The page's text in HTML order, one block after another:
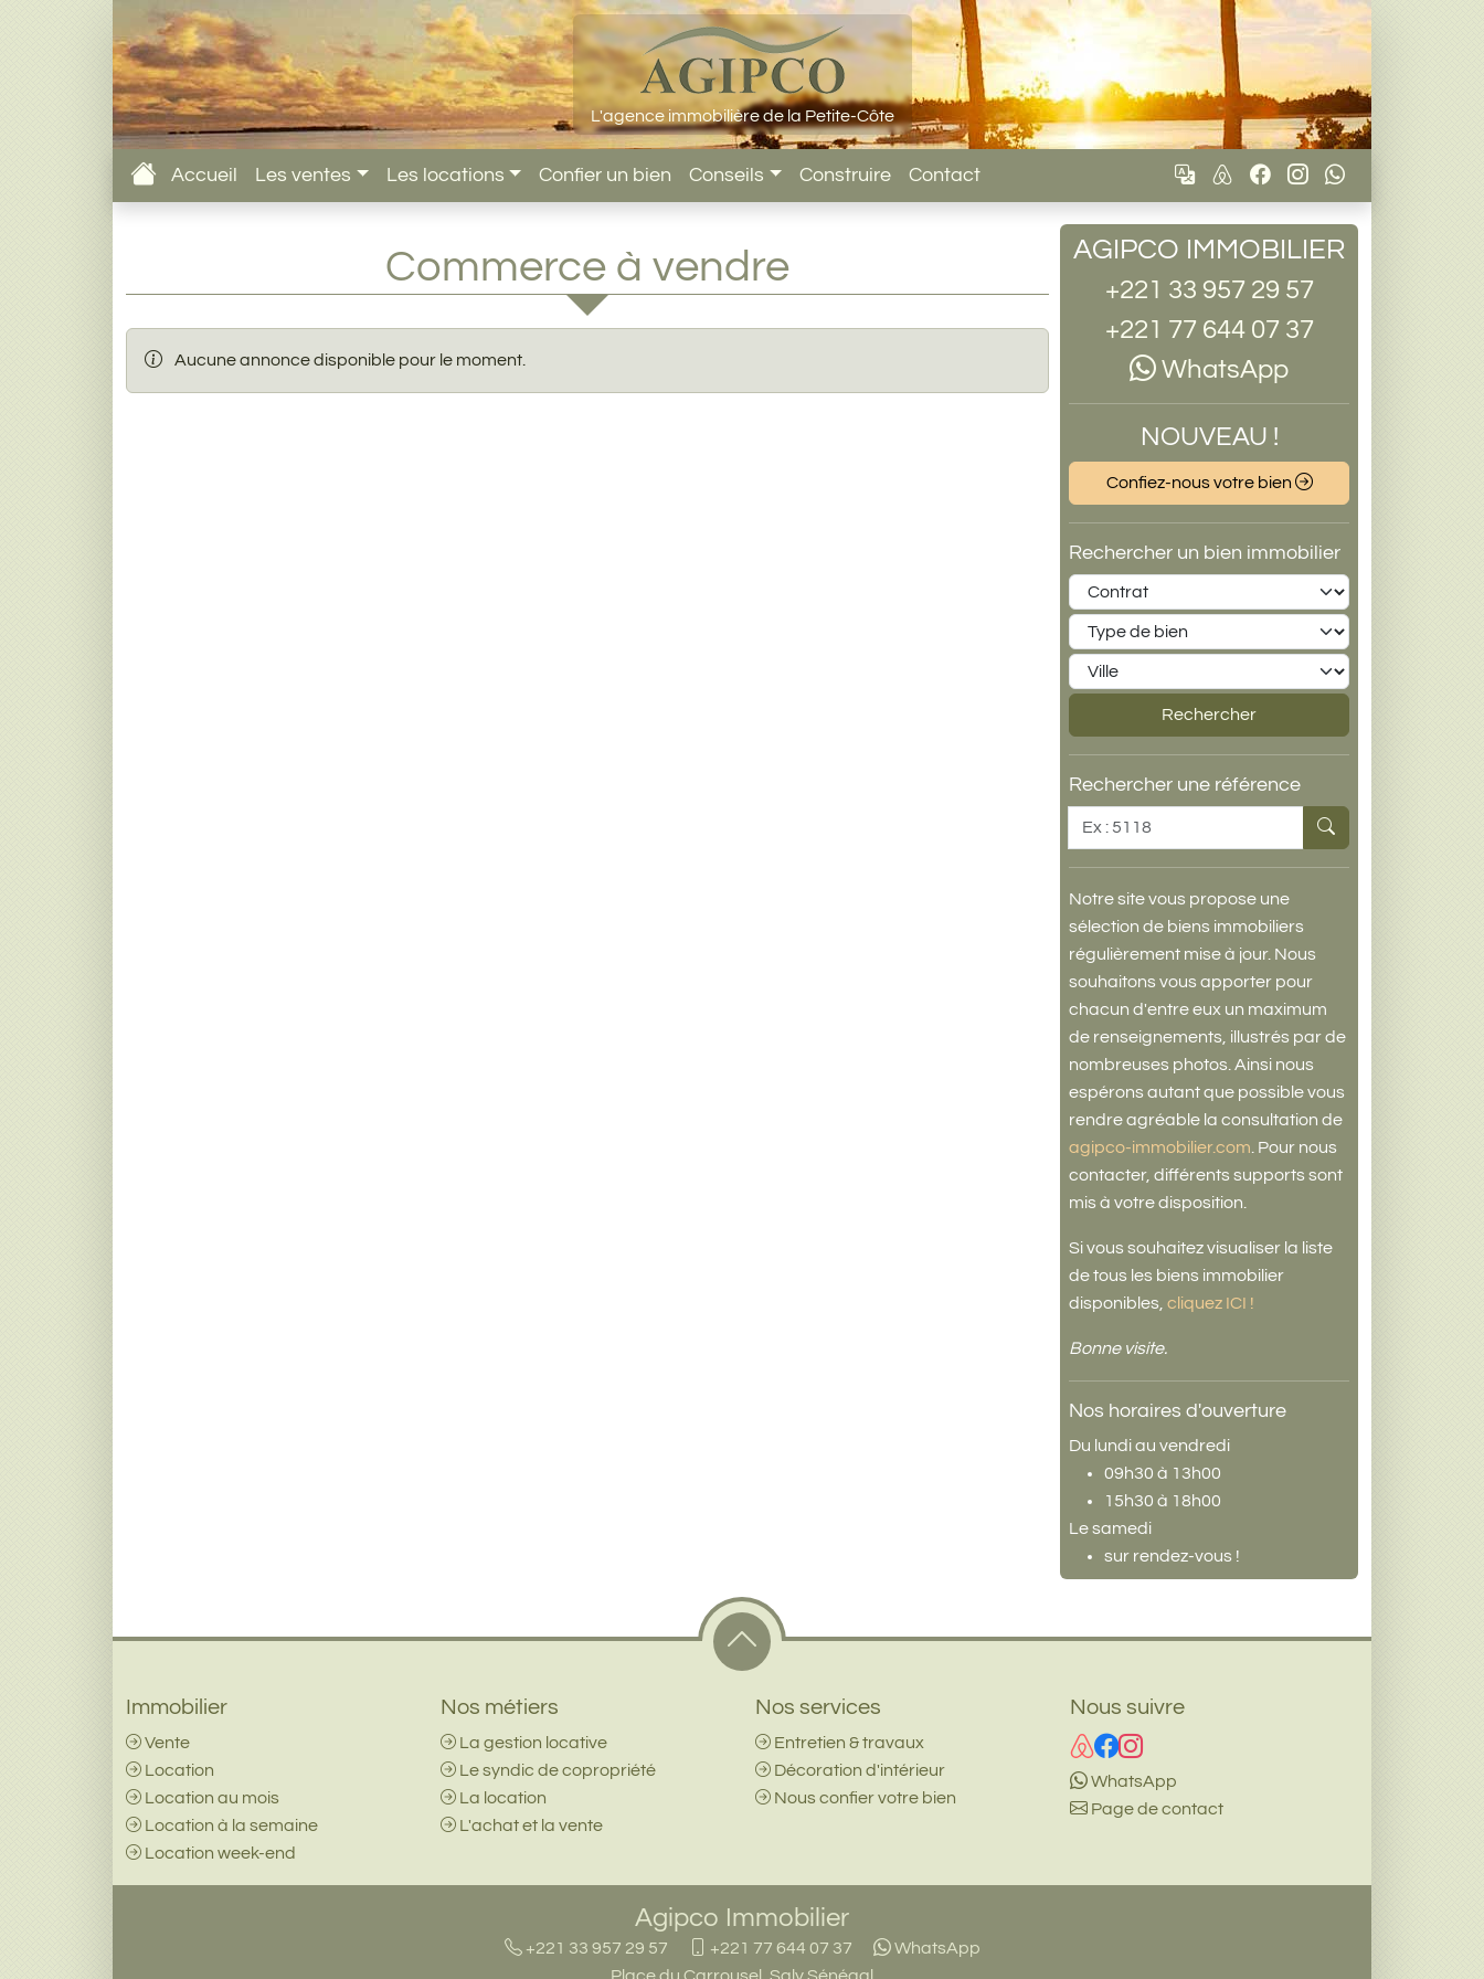
L'agence immobilière de la Petite-Côte
Accueil Les ventes Les locations Confier un bien Conseils Construire Contact
Commerce à vendre
Aucune annonce disponible pour le moment.
AGIPCO IMMOBILIER
+221 33 957 29 57
+221 77 644 07 37
WhatsApp
NOUVEAU !
Confiez-nous votre bien
Rechercher un bien immobilier
Contrat
Type de bien
Ville
Rechercher
Rechercher une référence
Référence
Notre site vous propose une
sélection de biens immobiliers
régulièrement mise à jour. Nous
souhaitons vous apporter pour
chacun d'entre eux un maximum
de renseignements, illustrés par de
nombreuses photos. Ainsi nous
espérons autant que possible vous
rendre agréable la consultation de
agipco-immobilier.com . Pour nous
contacter, différents supports sont
mis à votre disposition.
Si vous souhaitez visualiser la liste
de tous les biens immobilier
disponibles, cliquez ICI !
Bonne visite.
Nos horaires d'ouverture
Du lundi au vendredi
09h30 à 13h00
15h30 à 18h00
Le samedi
sur rendez-vous !
Immobilier
Vente
Location
Location au mois
Location à la semaine
Location week-end
Nos métiers
La gestion locative
Le syndic de copropriété
La location
L'achat et la vente
Nos services
Entretien & travaux
Décoration d'intérieur
Nous confier votre bien
Nous suivre
WhatsApp
Page de contact
Agipco Immobilier
+221 33 957 29 57 +221 77 644 07 37
WhatsApp
Place du Carrousel, Saly Sénégal